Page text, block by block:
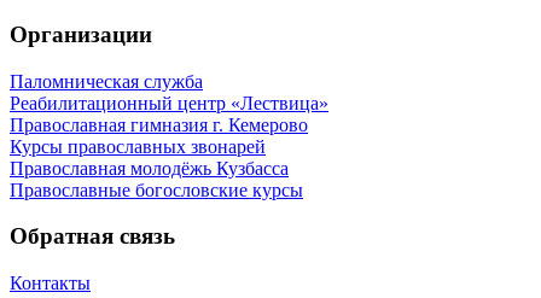
Организации
Паломническая служба
Реабилитационный центр «Лествица»
Православная гимназия г. Кемерово
Курсы православных звонарей
Православная молодёжь Кузбасса
Православные богословские курсы
Обратная связь
Контакты